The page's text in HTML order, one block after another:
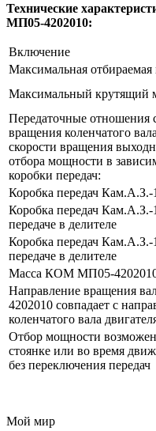
Технические
МП05-4202010:
Включение
Максимальная
Максимальный крутящий
Передаточные отношения
вращения коленчатого
скорости вращения
отбора мощности в
коробки передач:
Коробка передач Кам.А.З.-
Коробка передач
передаче в делителе
Коробка передач
передаче в делителе
Масса КОМ МП05-
Направление вращения
4202010 совпадает с
коленчатого вала
Отбор мощности возможен
стоянке или во время
без переключения передач
Мой мир